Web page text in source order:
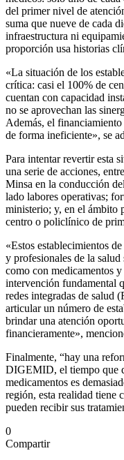
del primer nivel de
suma que nueve de cada
infraestructura ni
proporción usa historias
«La situación de los
crítica: casi el 100% de
cuentan con capacidad
no se aprovechan las
Además, el
de forma ineficiente», se
Para intentar revertir esta
una serie de acciones,
Minsa en la conducción
lado labores operativas;
ministerio; y, en el ámbito
centro o policlínico de
«Estos establecimientos
y profesionales de la
como con medicamentos
intervención fundamental
redes integradas de salud
articular un número de
brindar una atención
financieramente»,
Finalmente, “hay una
DIGEMID, el tiempo que
medicamentos es
región, esta realidad tiene
pueden recibir sus
0
Compartir